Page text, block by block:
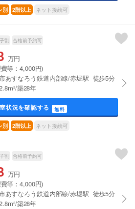
別 2階以上 ネット接続可
割 合格前予約可
万円
等：4,000円)
あすなろう鉄道内部線/赤堀駅 徒歩5分
築28年
状況を確認する 無料
別 2階以上 ネット接続可
割 合格前予約可
万円
等：4,000円)
あすなろう鉄道内部線/赤堀駅 徒歩5分
築28年